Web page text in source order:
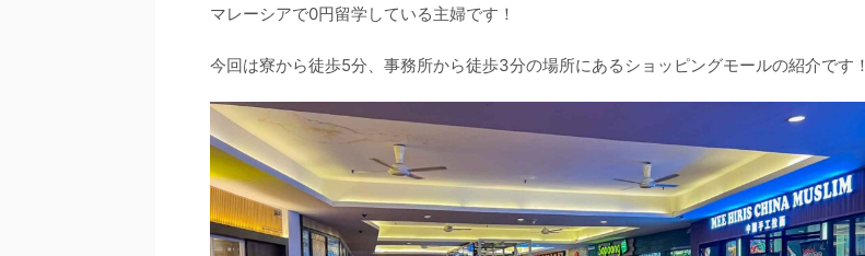
マレーシアで0円留学している主婦です！
今回は寮から徒歩5分、事務所から徒歩3分の場所にあるショッピングモールの紹介です！